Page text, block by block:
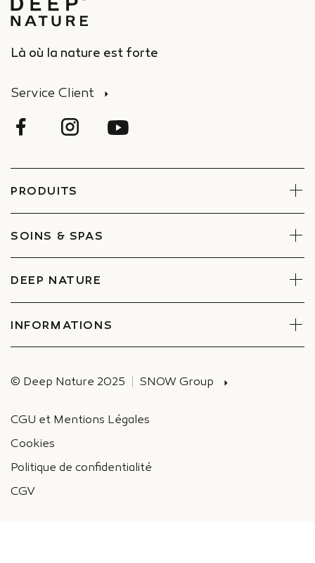
Là où la nature est forte
Service Client
PRODUITS
Visage
Corps
Coffrets
SOINS & SPAS
Réserver un soin
Trouver un Spa
DEEP NATURE
Engagements
Espace entreprises et CE
INFORMATIONS
Recrutement
© Deep Nature 2025
SNOW Group
CGU et Mentions Légales
Cookies
Politique de confidentialité
CGV